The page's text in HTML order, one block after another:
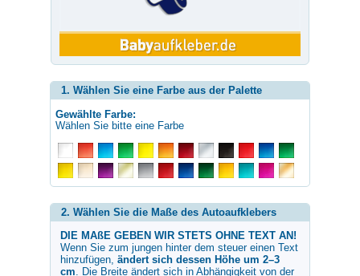
1. Wählen Sie eine Farbe aus der Palette
Gewählte Farbe:
Wählen Sie bitte eine Farbe
2. Wählen Sie die Maße des Autoaufklebers
DIE MAßE GEBEN WIR STETS OHNE TEXT AN!
Wenn Sie zum jungen hinter dem steuereinen Text
hinzufügen, ändert sich dessen Höhe um 2–3
cm . Die Breite ändert sich in Abhängigkeit von der